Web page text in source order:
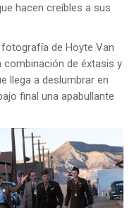
hacen creíbles a sus
de Hoyte Van
de éxtasis y
llega a deslumbrar en
final una apabullante